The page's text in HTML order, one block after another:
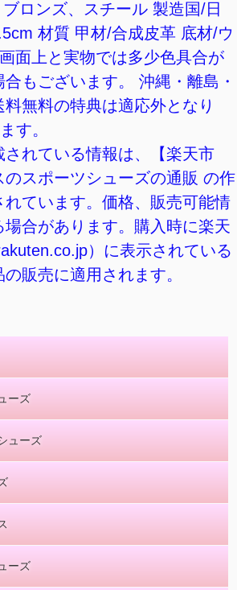
ロンズ、スチール 製造国/日
材質 甲材/合成皮革 底材/ウ
面上と実物では多少色具合が
もございます。 沖縄・離島・
無料の特典は適応外となり
す。
されている情報は、【楽天市
スポーツシューズの通販 の作
れています。価格、販売可能情
合があります。購入時に楽天
）に表示されている
販売に適用されます。
ーズ
ューズ
ーズ